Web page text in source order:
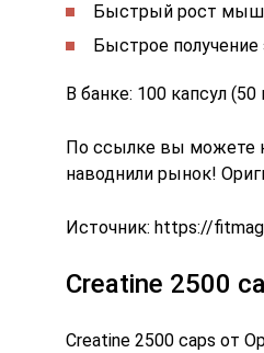
Быстрый рост
Быстрое
В банке: 100 капсул (50
По ссылке вы можете
наводнили рынок!
Источник: https://
Creatine 2500
Creatine 2500 caps от